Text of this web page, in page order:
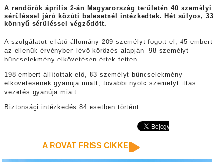
A rendőrök április 2-án Magyarország területén 40 személyi
sérüléssel járó közúti balesetnél intézkedtek. Hét súlyos, 33
könnyű sérüléssel végződött.
A szolgálatot ellátó állomány 209 személyt fogott el, 45 embert
az ellenük érvényben lévő körözés alapján, 98 személyt
bűncselekmény elkövetésén értek tetten.
198 embert állítottak elő, 83 személyt bűncselekmény
elkövetésének gyanúja miatt, további nyolc személyt ittas
vezetés gyanúja miatt.
Biztonsági intézkedés 84 esetben történt.
A ROVAT FRISS CIKKEI